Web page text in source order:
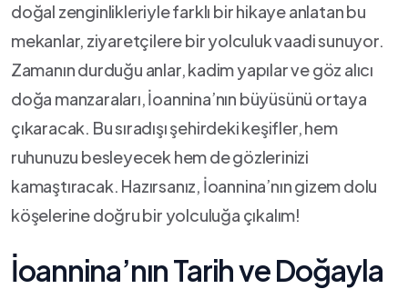
doğal zenginlikleriyle farklı bir hikaye anlatan⁣ bu
mekanlar, ⁤ziyaretçilere​ bir yolculuk vaadi sunuyor.
⁣Zamanın durduğu anlar, kadim‍ yapılar‍ ve ​göz​ alıcı
doğa manzaraları,‍ İoannina’nın büyüsünü ortaya⁢
çıkaracak. Bu ‌sıradışı şehirdeki ⁤keşifler, hem
⁢ruhunuzu besleyecek hem de ⁢gözlerinizi
kamaştıracak. Hazırsanız, İoannina’nın gizem dolu​
köşelerine doğru ⁢bir yolculuğa çıkalım!
İoannina’nın Tarih‌ ve Doğayla